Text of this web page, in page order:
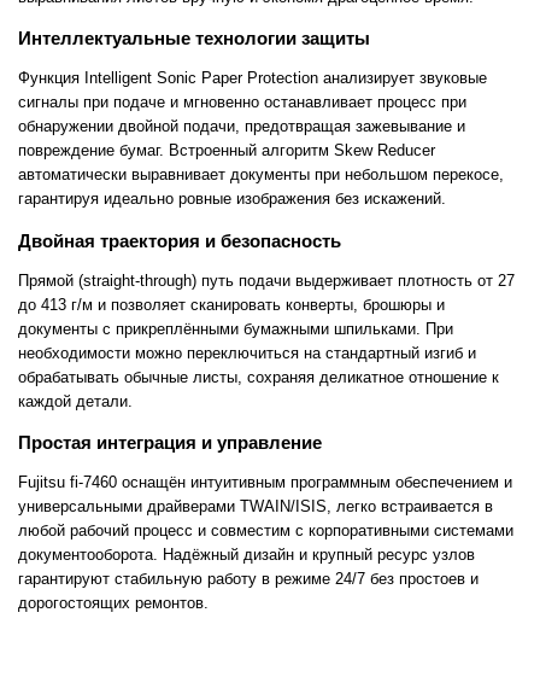
Интеллектуальные технологии защиты
Функция Intelligent Sonic Paper Protection анализирует звуковые
сигналы при подаче и мгновенно останавливает процесс при
обнаружении двойной подачи, предотвращая зажевывание и
повреждение бумаг. Встроенный алгоритм Skew Reducer
автоматически выравнивает документы при небольшом перекосе,
гарантируя идеально ровные изображения без искажений.
Двойная траектория и безопасность
Прямой (straight-through) путь подачи выдерживает плотность от 27
до 413 г/м и позволяет сканировать конверты, брошюры и
документы с прикреплёнными бумажными шпильками. При
необходимости можно переключиться на стандартный изгиб и
обрабатывать обычные листы, сохраняя деликатное отношение к
каждой детали.
Простая интеграция и управление
Fujitsu fi-7460 оснащён интуитивным программным обеспечением и
универсальными драйверами TWAIN/ISIS, легко встраивается в
любой рабочий процесс и совместим с корпоративными системами
документооборота. Надёжный дизайн и крупный ресурс узлов
гарантируют стабильную работу в режиме 24/7 без простоев и
дорогостоящих ремонтов.